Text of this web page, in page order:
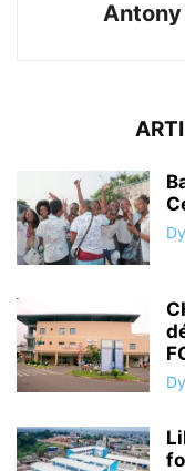
Antony